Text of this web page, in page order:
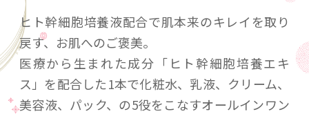
ヒト幹細胞培養液配合で肌本来のキレイを取り
戻す、お肌へのご褒美。
医療から生まれた成分「ヒト幹細胞培養エキ
ス」を配合した1本で化粧水、乳液、クリーム、
美容液、パック、の5役をこなすオールインワン